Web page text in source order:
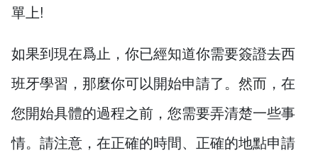
單上!
如果到現在爲止，你已經知道你需要簽證去西
班牙學習，那麼你可以開始申請了。然而，在
您開始具體的過程之前，您需要弄清楚一些事
情。請注意，在正確的時間、正確的地點申請